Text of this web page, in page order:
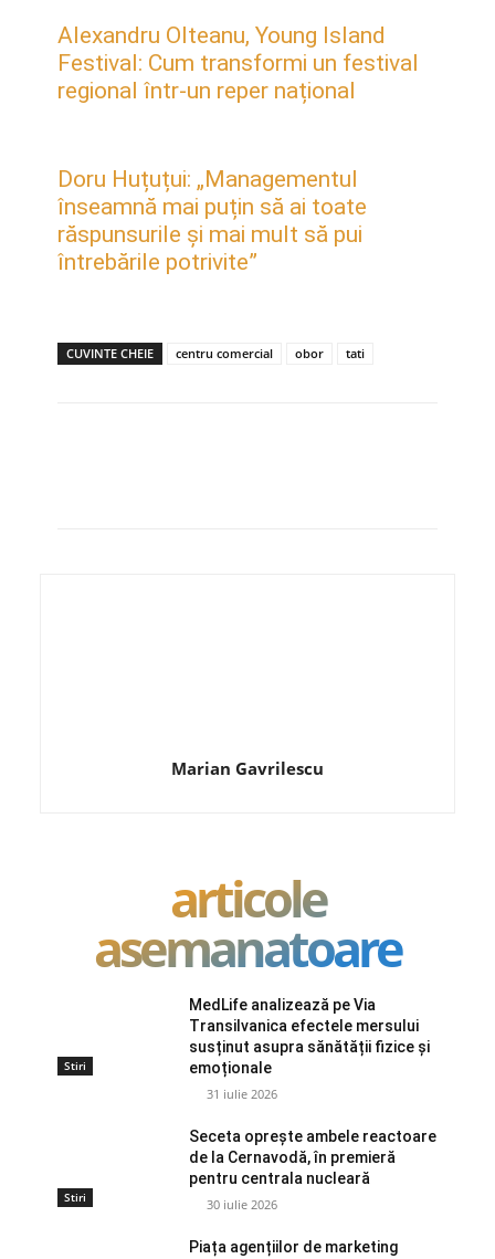
Alexandru Olteanu, Young Island
Festival: Cum transformi un festival
regional într-un reper național
Doru Huțuțui: „Managementul
înseamnă mai puțin să ai toate
răspunsurile și mai mult să pui
întrebările potrivite”
CUVINTE CHEIE centru comercial obor tati
Marian Gavrilescu
articole
asemanatoare
Stiri
MedLife analizează pe Via
Transilvanica efectele mersului
susținut asupra sănătății fizice și
emoționale
31 iulie 2026
Stiri
Seceta oprește ambele reactoare
de la Cernavodă, în premieră
pentru centrala nucleară
30 iulie 2026
Piața agențiilor de marketing